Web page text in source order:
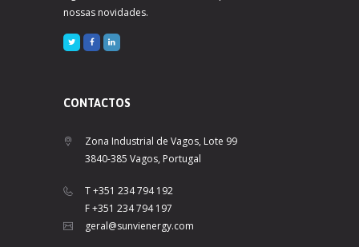
nossas novidades.
CONTACTOS
Zona Industrial de Vagos, Lote 99
3840-385 Vagos, Portugal
T +351 234 794 192
F +351 234 794 197
geral@sunvienergy.com